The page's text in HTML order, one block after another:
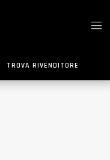
TROVA RIVENDITORE